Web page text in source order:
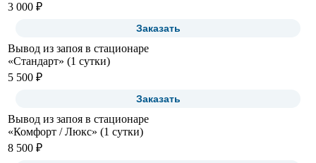
3 000 ₽
Заказать
Вывод из запоя в стационаре
«Стандарт» (1 сутки)
5 500 ₽
Заказать
Вывод из запоя в стационаре
«Комфорт / Люкс» (1 сутки)
8 500 ₽